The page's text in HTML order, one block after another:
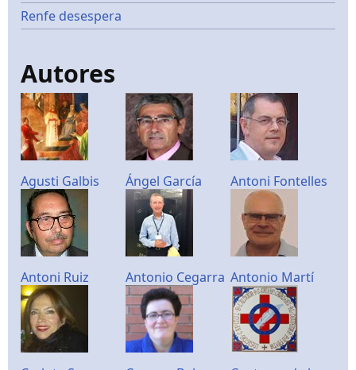
Renfe desespera
Autores
Agusti Galbis Ángel García Antoni Fontelles
Antoni Ruiz Antonio Cegarra Antonio Martí